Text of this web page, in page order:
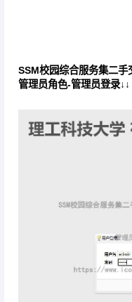
SSM校园综合服务集二
管理员角色-管理员登录↓↓